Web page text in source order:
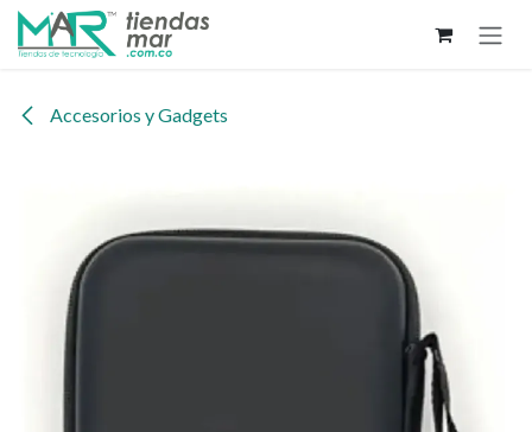
Ir al contenido
Accesorios y Gadgets